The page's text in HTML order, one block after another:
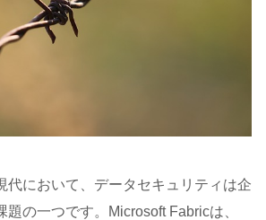
代において、データセキュリティは企
の一つです。Microsoft Fabricは、